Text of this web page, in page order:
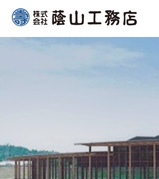
Skip
content